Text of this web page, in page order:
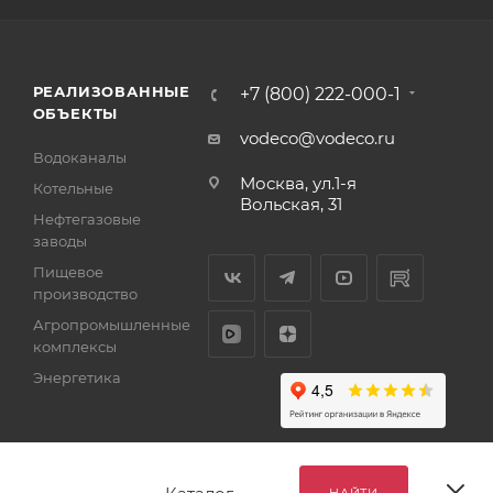
РЕАЛИЗОВАННЫЕ
ОБЪЕКТЫ
Водоканалы
Котельные
Нефтегазовые
заводы
Пищевое
производство
Агропромышленные
комплексы
Энергетика
+7 (800) 222-000-1
vodeco@vodeco.ru
Москва, ул.1-я
Вольская, 31